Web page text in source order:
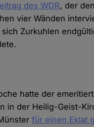
des WDR, der
vier Wänden
Zurkuhlen
hatte der
in der Heilig-Geist-
für einen Eklat